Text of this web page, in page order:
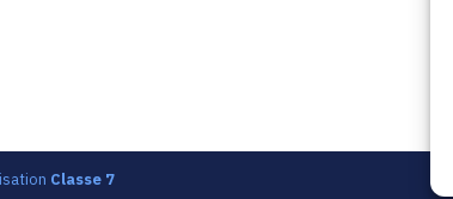
Classe 7